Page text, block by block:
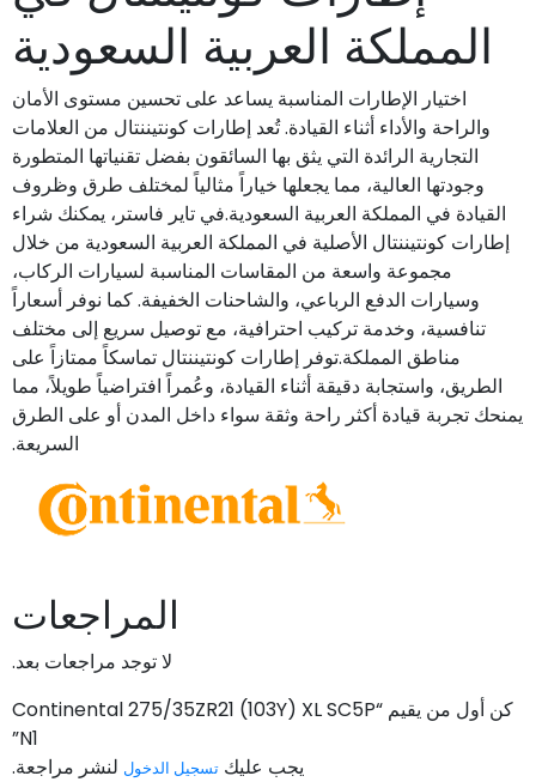
المملكة العربية السعودية
اختيار الإطارات المناسبة يساعد على تحسين مستوى الأمان
والراحة والأداء أثناء القيادة. تُعد إطارات كونتيننتال من العلامات
التجارية الرائدة التي يثق بها السائقون بفضل تقنياتها المتطورة
وجودتها العالية، مما يجعلها خياراً مثالياً لمختلف طرق وظروف
القيادة في المملكة العربية السعودية.في تاير فاستر، يمكنك شراء
إطارات كونتيننتال الأصلية في المملكة العربية السعودية من خلال
مجموعة واسعة من المقاسات المناسبة لسيارات الركاب،
وسيارات الدفع الرباعي، والشاحنات الخفيفة. كما نوفر أسعاراً
تنافسية، وخدمة تركيب احترافية، مع توصيل سريع إلى مختلف
مناطق المملكة.توفر إطارات كونتيننتال تماسكاً ممتازاً على
الطريق، واستجابة دقيقة أثناء القيادة، وعُمراً افتراضياً طويلاً، مما
يمنحك تجربة قيادة أكثر راحة وثقة سواء داخل المدن أو على الطرق
السريعة.
المراجعات
لا توجد مراجعات بعد.
كن أول من يقيم “Continental 275/35ZR21 (103Y) XL SC5P
N1”
يجب عليك تسجيل الدخول لنشر مراجعة.